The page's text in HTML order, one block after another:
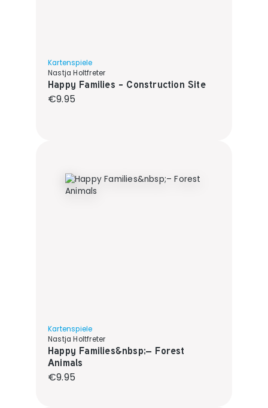
Kartenspiele
Nastja Holtfreter
Happy Families - Construction Site
Regular price:
€9.95
Kartenspiele
Nastja Holtfreter
Happy Families&nbsp;– Forest
Animals
Regular price:
€9.95